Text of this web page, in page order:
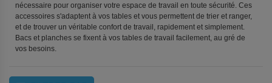
nécessaire pour organiser votre espace de travail en toute sécurité. Ces
accessoires s'adaptent à vos tables et vous permettent de trier et ranger,
et de trouver un véritable confort de travail, rapidement et simplement.
Bacs et planches se fixent à vos tables de travail facilement, au gré de
vos besoins.